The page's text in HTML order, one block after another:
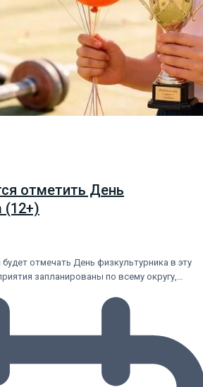
отметить День
(12+)
отмечать День физкультурника в эту
запланированы по всему округу,…